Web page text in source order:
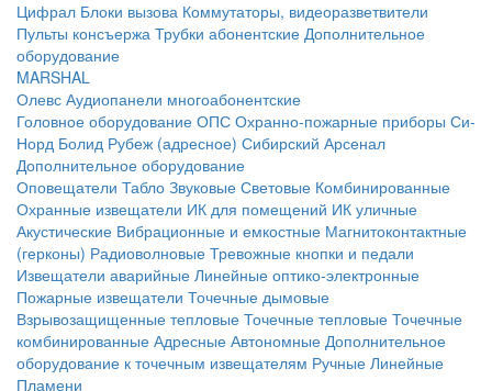
Цифрал Блоки вызова Коммутаторы, видеоразветвители
Пульты консъержа Трубки абонентские Дополнительное
оборудование
MARSHAL
Олевс Аудиопанели многоабонентские
Головное оборудование ОПС Охранно-пожарные приборы Си-
Норд Болид Рубеж (адресное) Сибирский Арсенал
Дополнительное оборудование
Оповещатели Табло Звуковые Световые Комбинированные
Охранные извещатели ИК для помещений ИК уличные
Акустические Вибрационные и емкостные Магнитоконтактные
(герконы) Радиоволновые Тревожные кнопки и педали
Извещатели аварийные Линейные оптико-электронные
Пожарные извещатели Точечные дымовые
Взрывозащищенные тепловые Точечные тепловые Точечные
комбинированные Адресные Автономные Дополнительное
оборудование к точечным извещателям Ручные Линейные
Пламени